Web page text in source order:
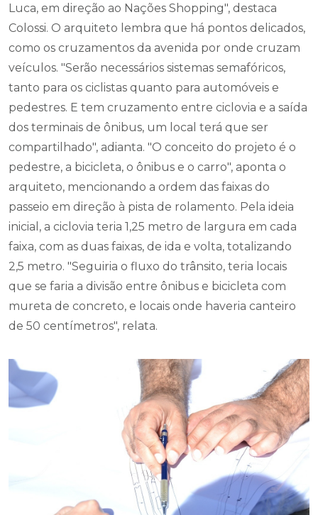
Luca, em direção ao Nações Shopping", destaca
Colossi. O arquiteto lembra que há pontos delicados,
como os cruzamentos da avenida por onde cruzam
veículos. "Serão necessários sistemas semafóricos,
tanto para os ciclistas quanto para automóveis e
pedestres. E tem cruzamento entre ciclovia e a saída
dos terminais de ônibus, um local terá que ser
compartilhado", adianta. "O conceito do projeto é o
pedestre, a bicicleta, o ônibus e o carro", aponta o
arquiteto, mencionando a ordem das faixas do
passeio em direção à pista de rolamento. Pela ideia
inicial, a ciclovia teria 1,25 metro de largura em cada
faixa, com as duas faixas, de ida e volta, totalizando
2,5 metro. "Seguiria o fluxo do trânsito, teria locais
que se faria a divisão entre ônibus e bicicleta com
mureta de concreto, e locais onde haveria canteiro
de 50 centímetros", relata.